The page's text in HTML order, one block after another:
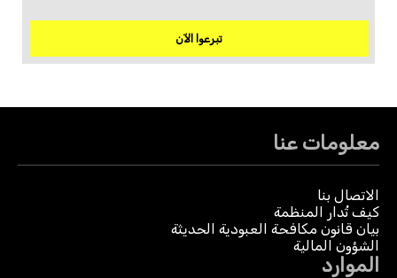
تبرعوا الآن
معلومات عنا
الاتصال بنا
كيف تُدار المنظمة
بيان قانون مكافحة العبودية الحديثة
الشؤون المالية
الموارد